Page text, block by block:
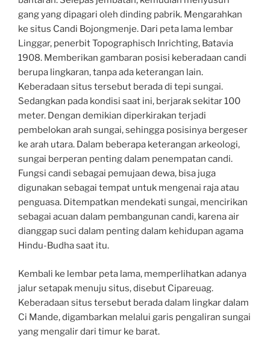
gang yang dipagari oleh dinding pabrik. Mengarahkan
ke situs Candi Bojongmenje. Dari peta lama lembar
Linggar, penerbit Topographisch Inrichting, Batavia
1908. Memberikan gambaran posisi keberadaan candi
berupa lingkaran, tanpa ada keterangan lain.
Keberadaan situs tersebut berada di tepi sungai.
Sedangkan pada kondisi saat ini, berjarak sekitar 100
meter. Dengan demikian diperkirakan terjadi
pembelokan arah sungai, sehingga posisinya bergeser
ke arah utara. Dalam beberapa keterangan arkeologi,
sungai berperan penting dalam penempatan candi.
Fungsi candi sebagai pemujaan dewa, bisa juga
digunakan sebagai tempat untuk mengenai raja atau
penguasa. Ditempatkan mendekati sungai, mencirikan
sebagai acuan dalam pembangunan candi, karena air
dianggap suci dalam penting dalam kehidupan agama
Hindu-Budha saat itu.
Kembali ke lembar peta lama, memperlihatkan adanya
jalur setapak menuju situs, disebut Cipareuag.
Keberadaan situs tersebut berada dalam lingkar dalam
Ci Mande, digambarkan melalui garis pengaliran sungai
yang mengalir dari timur ke barat.